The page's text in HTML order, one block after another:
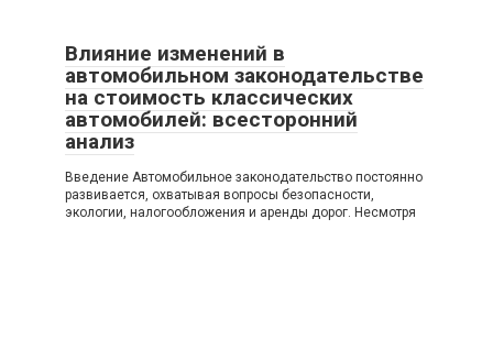
Влияние изменений в
автомобильном законодательстве
на стоимость классических
автомобилей: всесторонний
анализ
Введение Автомобильное законодательство постоянно
развивается, охватывая вопросы безопасности,
экологии, налогообложения и аренды дорог. Несмотря